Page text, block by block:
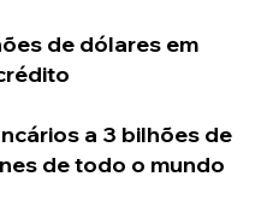
de dólares em
a 3 bilhões de
de todo o mundo